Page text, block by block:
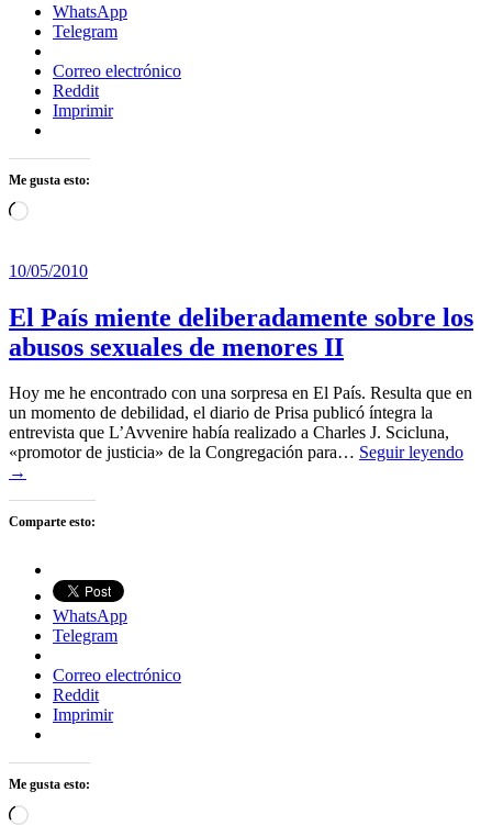
WhatsApp
Telegram
Correo electrónico
Reddit
Imprimir
Me gusta esto:
Cargando...
10/05/2010
El País miente deliberadamente sobre los
abusos sexuales de menores II
Hoy me he encontrado con una sorpresa en El País. Resulta que en
un momento de debilidad, el diario de Prisa publicó íntegra la
entrevista que L’Avvenire había realizado a Charles J. Scicluna,
«promotor de justicia» de la Congregación para… Seguir leyendo
→
Comparte esto:
WhatsApp
Telegram
Correo electrónico
Reddit
Imprimir
Me gusta esto:
Cargando...